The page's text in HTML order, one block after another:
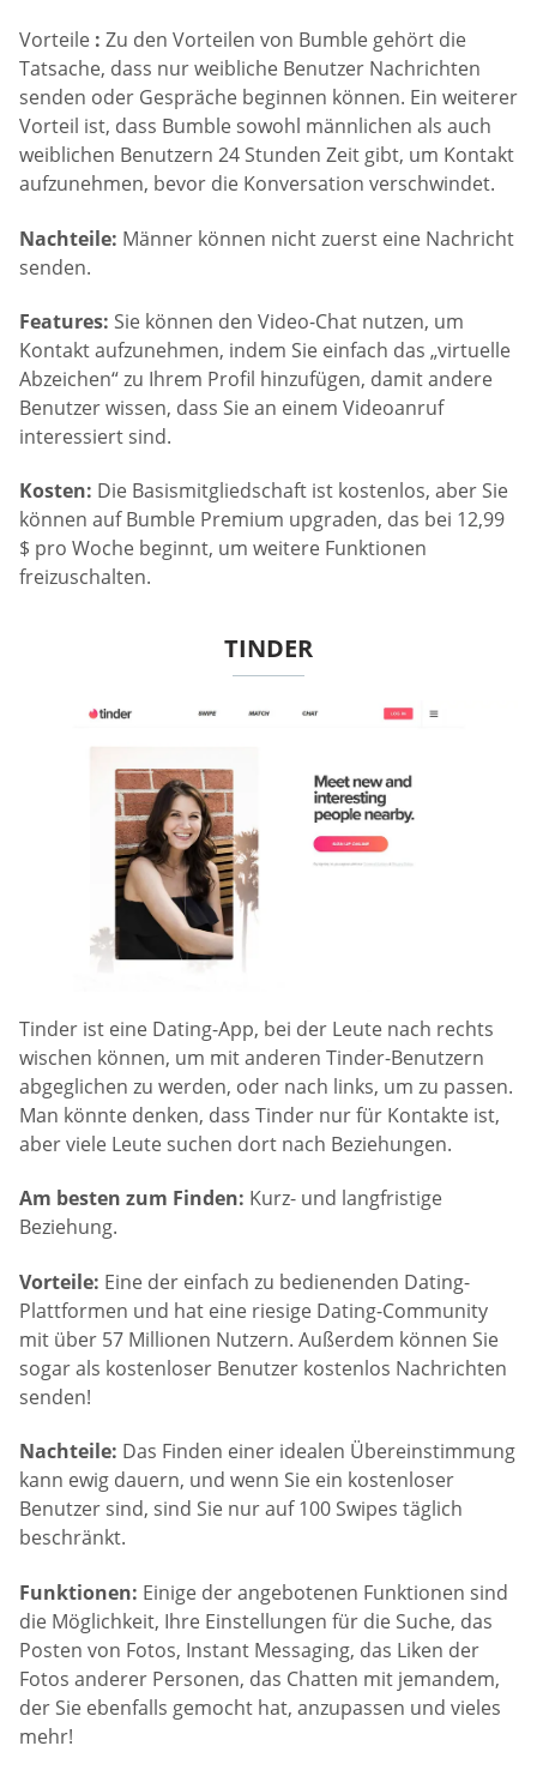
Vorteile : Zu den Vorteilen von Bumble gehört die
Tatsache, dass nur weibliche Benutzer Nachrichten
senden oder Gespräche beginnen können. Ein weiterer
Vorteil ist, dass Bumble sowohl männlichen als auch
weiblichen Benutzern 24 Stunden Zeit gibt, um Kontakt
aufzunehmen, bevor die Konversation verschwindet.
Nachteile: Männer können nicht zuerst eine Nachricht
senden.
Features: Sie können den Video-Chat nutzen, um
Kontakt aufzunehmen, indem Sie einfach das „virtuelle
Abzeichen“ zu Ihrem Profil hinzufügen, damit andere
Benutzer wissen, dass Sie an einem Videoanruf
interessiert sind.
Kosten: Die Basismitgliedschaft ist kostenlos, aber Sie
können auf Bumble Premium upgraden, das bei 12,99
$ pro Woche beginnt, um weitere Funktionen
freizuschalten.
TINDER
Tinder ist eine Dating-App, bei der Leute nach rechts
wischen können, um mit anderen Tinder-Benutzern
abgeglichen zu werden, oder nach links, um zu passen.
Man könnte denken, dass Tinder nur für Kontakte ist,
aber viele Leute suchen dort nach Beziehungen.
Am besten zum Finden: Kurz- und langfristige
Beziehung.
Vorteile: Eine der einfach zu bedienenden Dating-
Plattformen und hat eine riesige Dating-Community
mit über 57 Millionen Nutzern. Außerdem können Sie
sogar als kostenloser Benutzer kostenlos Nachrichten
senden!
Nachteile: Das Finden einer idealen Übereinstimmung
kann ewig dauern, und wenn Sie ein kostenloser
Benutzer sind, sind Sie nur auf 100 Swipes täglich
beschränkt.
Funktionen: Einige der angebotenen Funktionen sind
die Möglichkeit, Ihre Einstellungen für die Suche, das
Posten von Fotos, Instant Messaging, das Liken der
Fotos anderer Personen, das Chatten mit jemandem,
der Sie ebenfalls gemocht hat, anzupassen und vieles
mehr!